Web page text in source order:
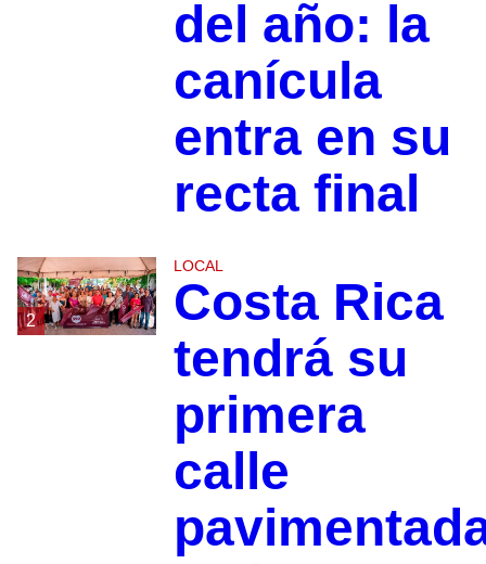
del año: la
canícula
entra en su
recta final
2
LOCAL
Costa Rica
tendrá su
primera
calle